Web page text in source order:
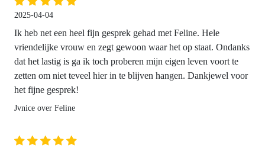
2025-04-04
Ik heb net een heel fijn gesprek gehad met Feline. Hele
vriendelijke vrouw en zegt gewoon waar het op staat. Ondanks
dat het lastig is ga ik toch proberen mijn eigen leven voort te
zetten om niet teveel hier in te blijven hangen. Dankjewel voor
het fijne gesprek!
Jvnice over Feline